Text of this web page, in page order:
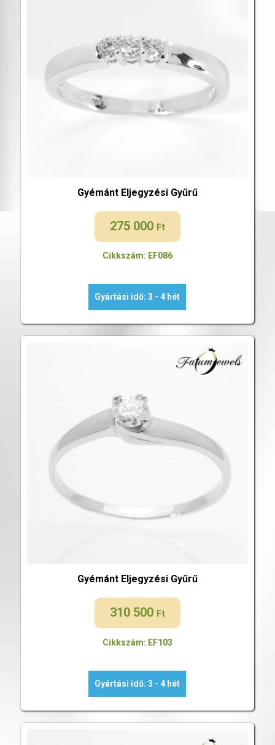
Gyémánt Eljegyzési Gyűrű
275 000 Ft
Cikkszám: EF086
Gyártási idő: 3 - 4 hét
Gyémánt Eljegyzési Gyűrű
310 500 Ft
Cikkszám: EF103
Gyártási idő: 3 - 4 hét